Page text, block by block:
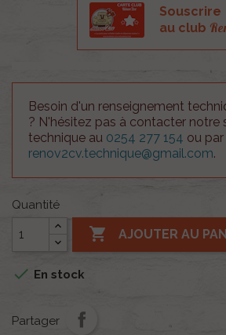
Souscrire
au club
Besoin d'un renseignement
? N'hésitez pas à contacter notre
technique au 0254 277 154 ou
renov2cv.technique@gmail.com.
Quantité
 AJOUTER AU
 En stock
Partager